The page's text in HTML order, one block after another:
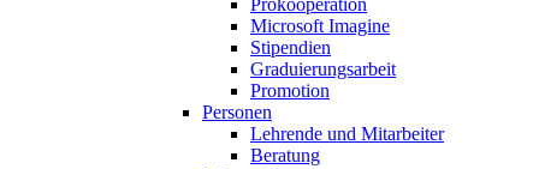
Microsoft Imagine
Stipendien
Graduierungsarbeit
Promotion
Personen
Lehrende und Mitarbeiter
Beratung